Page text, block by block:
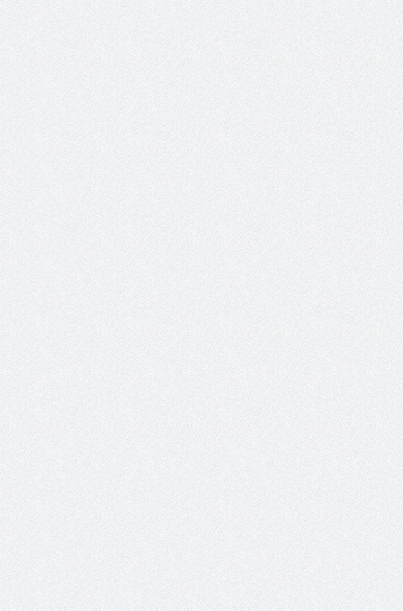
( مشعل بن عبد الله ) … عاشق
نجران
عبد العزيز.. ملك القلوب
وزير حقوق الإنسان اليمني يؤكد أن
انعقاد ملتقى (الوطن